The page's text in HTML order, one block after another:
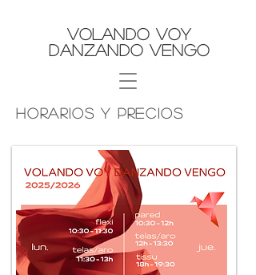
Volando Voy
Danzando Vengo
HORARIOS Y PRECIOS